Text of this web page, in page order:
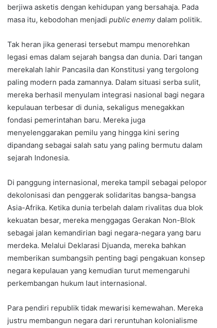
berjiwa asketis dengan kehidupan yang bersahaja. Pada
masa itu, kebodohan menjadi public enemydalam politik.
Tak heran jika generasi tersebut mampu menorehkan
legasi emas dalam sejarah bangsa dan dunia. Dari tangan
merekalah lahir Pancasila dan Konstitusi yang tergolong
paling modern pada zamannya. Dalam situasi serba sulit,
mereka berhasil menyulam integrasi nasional bagi negara
kepulauan terbesar di dunia, sekaligus menegakkan
fondasi pemerintahan baru. Mereka juga
menyelenggarakan pemilu yang hingga kini sering
dipandang sebagai salah satu yang paling bermutu dalam
sejarah Indonesia.
Di panggung internasional, mereka tampil sebagai pelopor
dekolonisasi dan penggerak solidaritas bangsa-bangsa
Asia-Afrika. Ketika dunia terbelah dalam rivalitas dua blok
kekuatan besar, mereka menggagas Gerakan Non-Blok
sebagai jalan kemandirian bagi negara-negara yang baru
merdeka. Melalui Deklarasi Djuanda, mereka bahkan
memberikan sumbangsih penting bagi pengakuan konsep
negara kepulauan yang kemudian turut memengaruhi
perkembangan hukum laut internasional.
Para pendiri republik tidak mewarisi kemewahan. Mereka
justru membangun negara dari reruntuhan kolonialisme